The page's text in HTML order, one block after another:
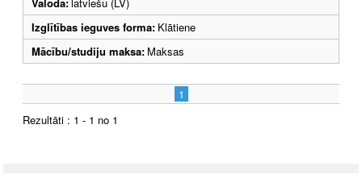
Izglītības ieguves forma: Klātiene
Mācību/studiju maksa: Maksas
1
Rezultāti : 1 - 1 no 1